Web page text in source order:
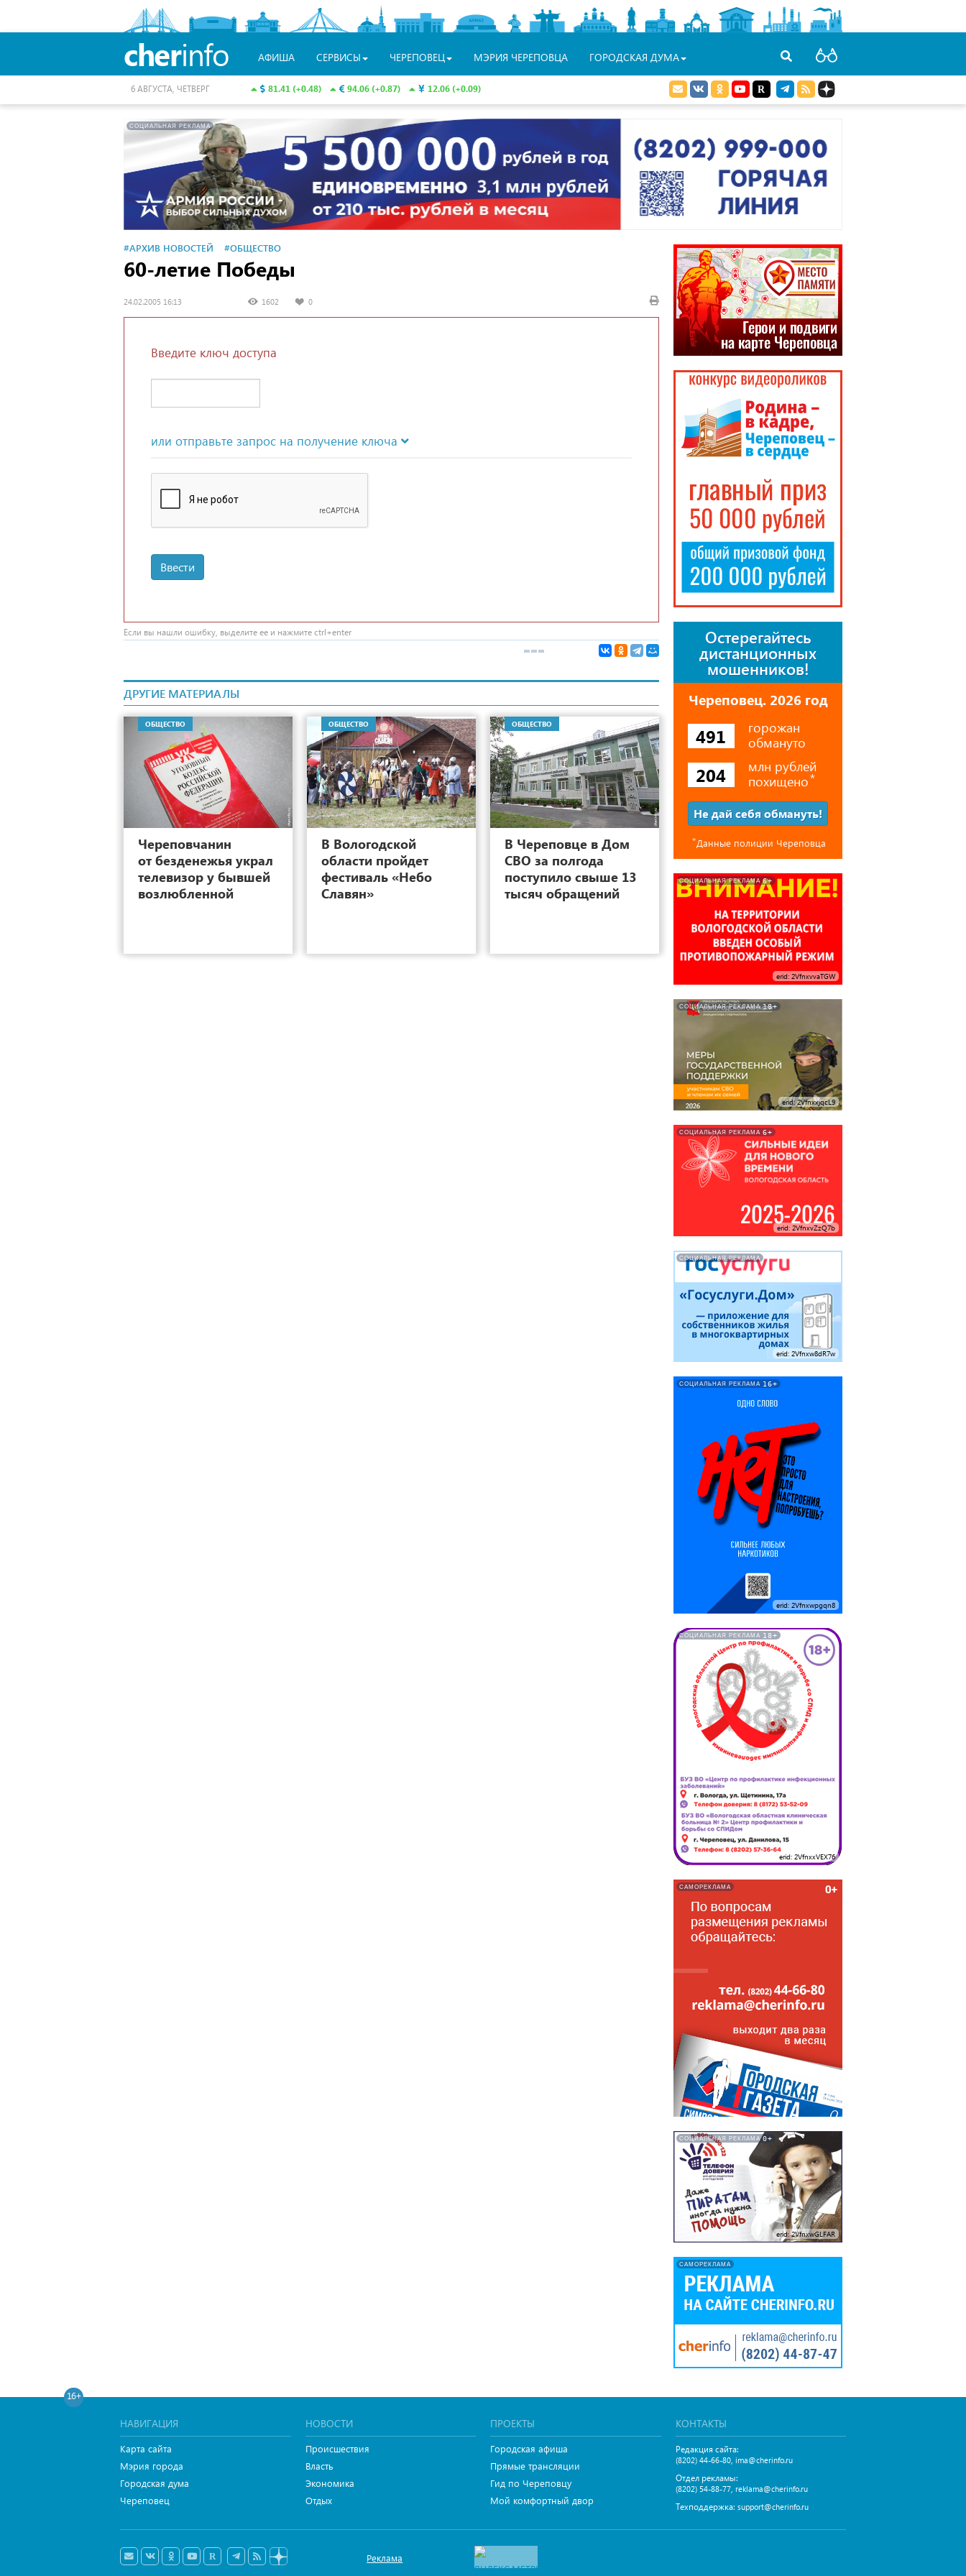
cherinfo АФИША СЕРВИСЫ ЧЕРЕПОВЕЦ МЭРИЯ ЧЕРЕПОВЦА ГОРОДСКАЯ ДУМА
81.41 (+0.48) 94.06 (+0.87) 12.06 (+0.09)
6 АВГУСТА, ЧЕТВЕРГ
СОЦИАЛЬНАЯ РЕКЛАМА
#АРХИВ НОВОСТЕЙ #ОБЩЕСТВО
60-летие Победы
24.02.2005 16:13 1602 0
Введите ключ доступа
или отправьте запрос на получение ключа
Ввести
Если вы нашли ошибку, выделите ее и нажмите ctrl+enter
ДРУГИЕ МАТЕРИАЛЫ
ОБЩЕСТВО
Череповчанин
от безденежья украл
телевизор у бывшей
возлюбленной
ОБЩЕСТВО
2
В Вологодской
области пройдет
фестиваль «Небо
Славян»
ОБЩЕСТВО
В Череповце в Дом
СВО за полгода
поступило свыше 13
тысяч обращений
Остерегайтесь
дистанционных
мошенников!
Череповец. 2026 год
491
горожан
обмануто
204
млн рублей
похищено⃰
Не дай себя обмануть!
⃰Данные полиции Череповца
СОЦИАЛЬНАЯ РЕКЛАМА 6+
erid: 2VfnxvvaTGW
СОЦИАЛЬНАЯ РЕКЛАМА 18+
erid: 2VfnxxjqcL9
СОЦИАЛЬНАЯ РЕКЛАМА 6+
erid: 2VfnxvZzQ7b
СОЦИАЛЬНАЯ РЕКЛАМА
erid: 2Vfnxw8dR7w
СОЦИАЛЬНАЯ РЕКЛАМА 16+
erid: 2Vfnxwpgqn8
СОЦИАЛЬНАЯ РЕКЛАМА 18+
erid: 2VfnxxVEX76
САМОРЕКЛАМА
СОЦИАЛЬНАЯ РЕКЛАМА 0+
erid: 2VfnxwGLFAR
САМОРЕКЛАМА
16+
НАВИГАЦИЯ
Карта сайта
Мэрия города
Городская дума
Череповец
НОВОСТИ
Происшествия
Власть
Экономика
Отдых
ПРОЕКТЫ
Городская афиша
Прямые трансляции
Гид по Череповцу
Мой комфортный двор
КОНТАКТЫ
Редакция сайта:
(8202) 44-66-80, ima@cherinfo.ru
Отдел рекламы:
(8202) 54-88-77, reklama@cherinfo.ru
Техподдержка: support@cherinfo.ru
Реклама